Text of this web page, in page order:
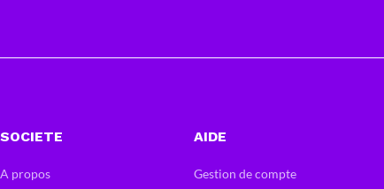
SOCIETE
A propos
AIDE
Gestion de compte